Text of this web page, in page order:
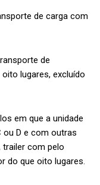
de carga com
de
lugares, excluído
em que a unidade
ou D e com outras
trailer com pelo
do que oito lugares.